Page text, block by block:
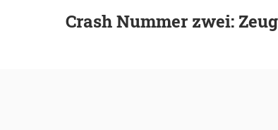
Crash Nummer zwei: